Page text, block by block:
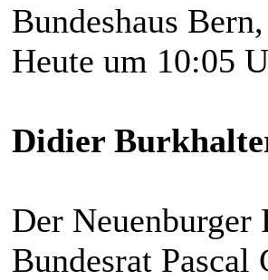
Bundeshaus
Heute um 10:05
Didier
Der
Bundesrat Pascal